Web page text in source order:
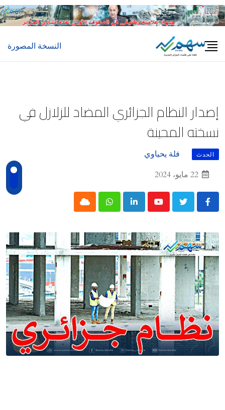
Skip
to
النسخة المصورة
إصدار النظام الجزائري المضاد للزلازل في
نسخته المحينة
الحدث
فلة يحياوي
22 مايو، 2024
Youtube
LinkedIn
Whatsapp
Cloud